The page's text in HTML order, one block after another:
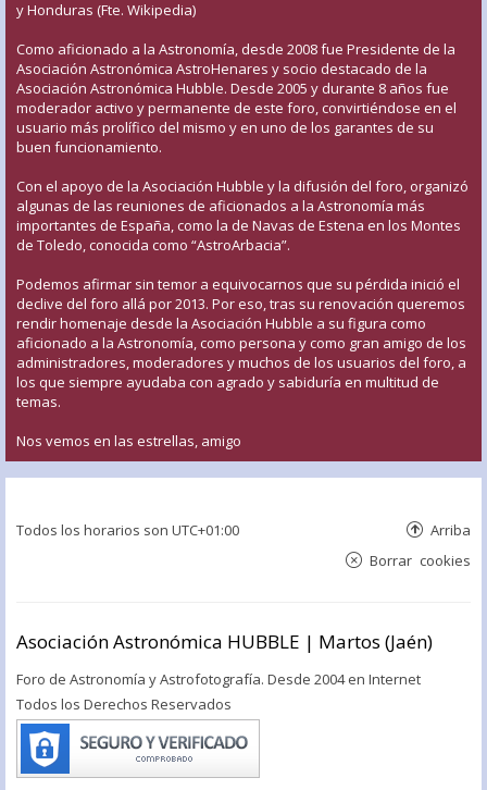
y Honduras (Fte. Wikipedia)
Como aficionado a la Astronomía, desde 2008 fue Presidente de la
Asociación Astronómica AstroHenares y socio destacado de la
Asociación Astronómica Hubble. Desde 2005 y durante 8 años fue
moderador activo y permanente de este foro, convirtiéndose en el
usuario más prolífico del mismo y en uno de los garantes de su
buen funcionamiento.
Con el apoyo de la Asociación Hubble y la difusión del foro, organizó
algunas de las reuniones de aficionados a la Astronomía más
importantes de España, como la de Navas de Estena en los Montes
de Toledo, conocida como “AstroArbacia”.
Podemos afirmar sin temor a equivocarnos que su pérdida inició el
declive del foro allá por 2013. Por eso, tras su renovación queremos
rendir homenaje desde la Asociación Hubble a su figura como
aficionado a la Astronomía, como persona y como gran amigo de los
administradores, moderadores y muchos de los usuarios del foro, a
los que siempre ayudaba con agrado y sabiduría en multitud de
temas.
Nos vemos en las estrellas, amigo
Todos los horarios son UTC+01:00 Arriba
Borrar cookies
Asociación Astronómica HUBBLE | Martos (Jaén)
Foro de Astronomía y Astrofotografía. Desde 2004 en Internet
Todos los Derechos Reservados